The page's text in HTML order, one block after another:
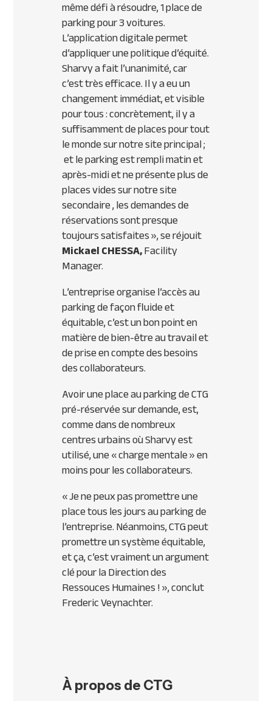
même défi à résoudre, 1 place de
parking pour 3 voitures.
L’application digitale permet
d’appliquer une politique d’équité.
Sharvy a fait l’unanimité, car
c’est très efficace. Il y a eu un
changement immédiat, et visible
pour tous : concrètement, il y a
suffisamment de places pour tout
le monde sur notre site principal ;
et le parking est rempli matin et
après-midi et ne présente plus de
places vides sur notre site
secondaire, les demandes de
réservations sont presque
toujours satisfaites», se réjouit
Mickael CHESSA,Facility
Manager.
L’entreprise organise l’accès au
parking de façon fluide et
équitable, c’est un bon point en
matière de bien-être au travail et
de prise en compte des besoins
des collaborateurs.
Avoir une place au parking de CTG
pré-réservée sur demande, est,
comme dans de nombreux
centres urbains où Sharvy est
utilisé, une « charge mentale » en
moins pour les collaborateurs.
«Je ne peux pas promettre une
place tous les jours au parking de
l’entreprise. Néanmoins, CTG peut
promettre un système équitable,
et ça, c’est vraiment un argument
clé pour la Direction des
Ressouces Humaines !», conclut
Frederic Veynachter.
À propos de CTG